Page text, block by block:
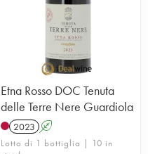
Etna Rosso DOC Tenuta
delle Terre Nere Guardiola
2023 A
Lotto di 1 bottiglia | 10 in